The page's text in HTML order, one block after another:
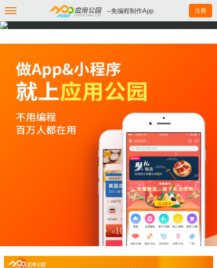
--免编程制作App 注册